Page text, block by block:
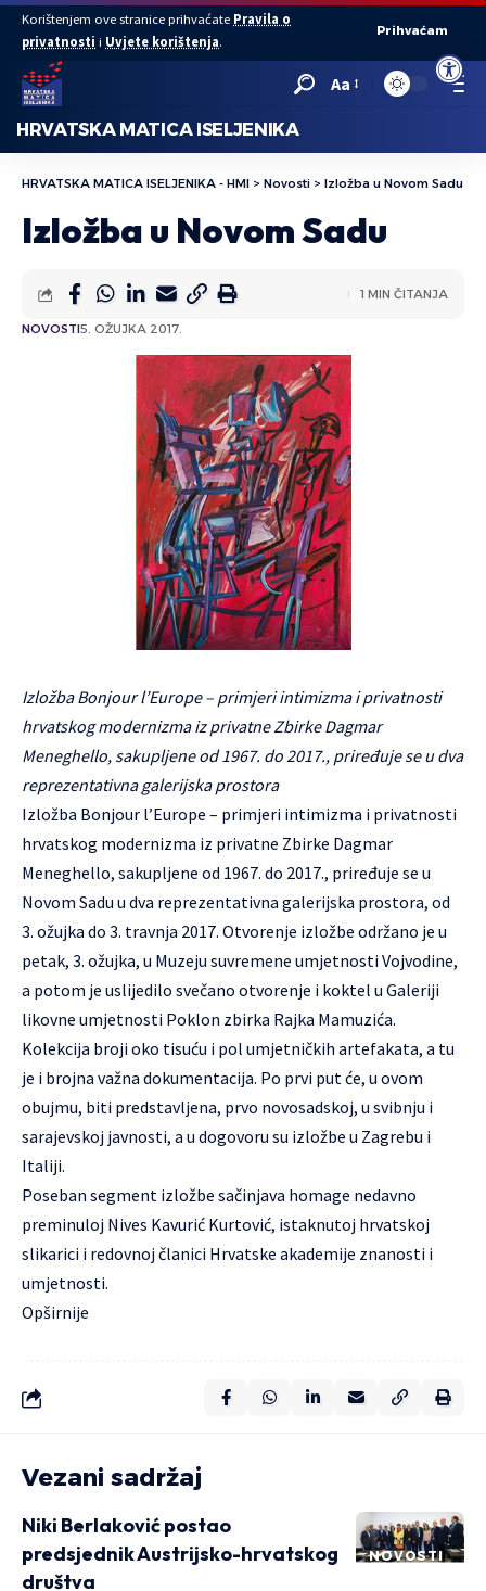
Open
Korištenjem ove stranice prihvaćate Pravila o
privatnosti i Uvjete korištenja.
Prihvaćam
Aa
HRVATSKA MATICA ISELJENIKA
HRVATSKA MATICA ISELJENIKA - HMI > Novosti > Izložba u Novom Sadu
Izložba u Novom Sadu
NOVOSTI5. OŽUJKA 2017.
1 MIN ČITANJA
Izložba Bonjour l’Europe – primjeri intimizma i privatnosti
hrvatskog modernizma iz privatne Zbirke Dagmar
Meneghello, sakupljene od 1967. do 2017., priređuje se u dva
reprezentativna galerijska prostora
Izložba Bonjour l’Europe – primjeri intimizma i privatnosti
hrvatskog modernizma iz privatne Zbirke Dagmar
Meneghello, sakupljene od 1967. do 2017., priređuje se u
Novom Sadu u dva reprezentativna galerijska prostora, od
3. ožujka do 3. travnja 2017. Otvorenje izložbe održano je u
petak, 3. ožujka, u Muzeju suvremene umjetnosti Vojvodine,
a potom je uslijedilo svečano otvorenje i koktel u Galeriji
likovne umjetnosti Poklon zbirka Rajka Mamuzića.
Kolekcija broji oko tisuću i pol umjetničkih artefakata, a tu
je i brojna važna dokumentacija. Po prvi put će, u ovom
obujmu, biti predstavljena, prvo novosadskoj, u svibnju i
sarajevskoj javnosti, a u dogovoru su izložbe u Zagrebu i
Italiji.
Poseban segment izložbe sačinjava homage nedavno
preminuloj Nives Kavurić Kurtović, istaknutoj hrvatskoj
slikarici i redovnoj članici Hrvatske akademije znanosti i
umjetnosti.
Opširnije
Vezani sadržaj
NOVOSTI
Niki Berlaković postao
predsjednik Austrijsko-hrvatskog
društva